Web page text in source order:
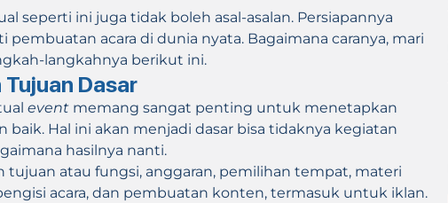
seperti ini juga tidak boleh asal-asalan. Persiapannya
pembuatan acara di dunia nyata. Bagaimana caranya, mari
langkahnya berikut ini.
Dasar
event memang sangat penting untuk menetapkan
baik. Hal ini akan menjadi dasar bisa tidaknya kegiatan
hasilnya nanti.
tujuan atau fungsi, anggaran, pemilihan tempat, materi
acara, dan pembuatan konten, termasuk untuk iklan.